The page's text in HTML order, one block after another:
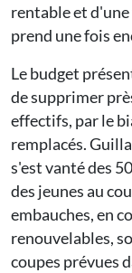
rentable et
prend une fois
Le budget
de supprimer
effectifs, par le
remplacés.
s'est vanté des
des jeunes au
embauches, en
renouvelables,
coupes prévues